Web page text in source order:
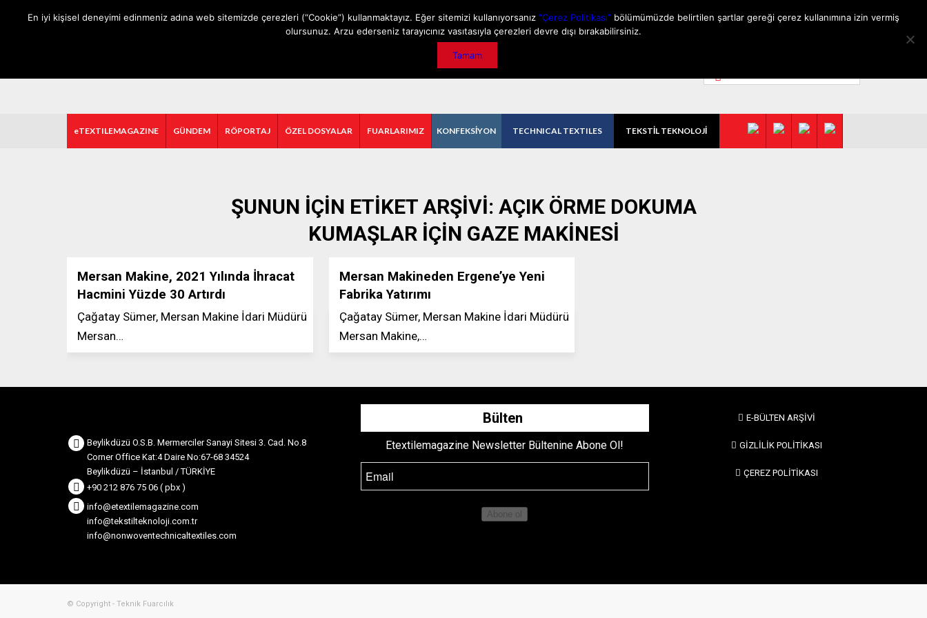
eTEXTILEMAGAZINE GÜNDEM RÖPORTAJ ÖZEL DOSYALAR FUARLARIMIZ KONFEKSİYON TECHNICAL TEXTILES TEKSTİL TEKNOLOJİ
ŞUNUN IÇIN ETIKET ARŞIVI: AÇIK ÖRME DOKUMA
KUMAŞLAR IÇIN GAZE MAKINESI
Mersan Makine, 2021 Yılında İhracat
Hacmini Yüzde 30 Artırdı
Çağatay Sümer, Mersan Makine İdari Müdürü
Mersan…
Mersan Makineden Ergene’ye Yeni
Fabrika Yatırımı
Çağatay Sümer, Mersan Makine İdari Müdürü
Mersan Makine,…
Beylikdüzü O.S.B. Mermerciler Sanayi Sitesi 3. Cad. No.8
Corner Office Kat:4 Daire No:67-68 34524
Beylikdüzü – İstanbul / TÜRKİYE
+90 212 876 75 06 ( pbx )
info@etextilemagazine.com
info@tekstilteknoloji.com.tr
info@nonwoventechnicaltextiles.com
Bülten
Etextilemagazine Newsletter Bültenine Abone Ol!
Abone ol
E-BÜLTEN ARŞİVİ
GİZLİLİK POLİTİKASI
ÇEREZ POLİTİKASI
© Copyright - Teknik Fuarcılık
En iyi kişisel deneyimi edinmeniz adına web sitemizde çerezleri (“Cookie”) kullanmaktayız. Eğer sitemizi kullanıyorsanız “Çerez Politikası” bölümümüzde belirtilen şartlar gereği çerez kullanımına izin vermiş
olursunuz. Arzu ederseniz tarayıcınız vasıtasıyla çerezleri devre dışı bırakabilirsiniz.
Tamam